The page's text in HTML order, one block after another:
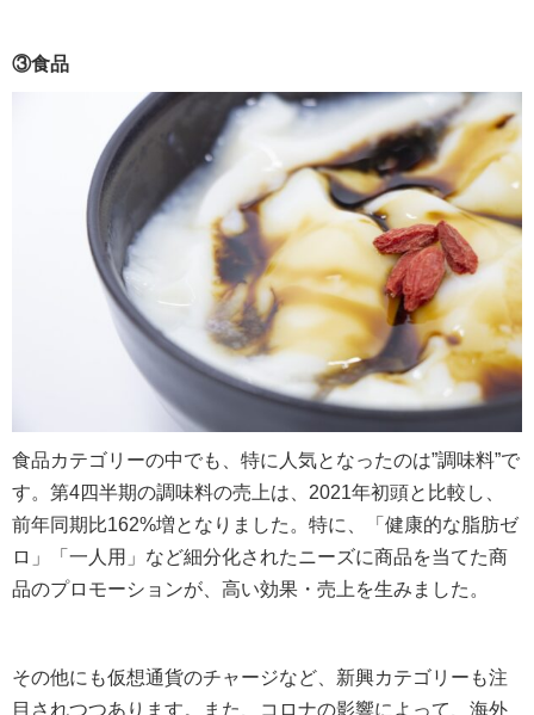
③食品
食品カテゴリーの中でも、特に人気となったのは”調味料”で
す。第4四半期の調味料の売上は、2021年初頭と比較し、
前年同期比162%増となりました。特に、「健康的な脂肪ゼ
ロ」「一人用」など細分化されたニーズに商品を当てた商
品のプロモーションが、高い効果・売上を生みました。
その他にも仮想通貨のチャージなど、新興カテゴリーも注
目されつつあります。また、コロナの影響によって、海外